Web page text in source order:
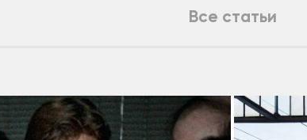
Все статьи